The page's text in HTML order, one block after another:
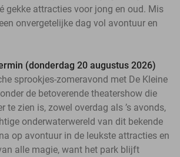
gekke attracties voor jong en oud. Mis
onvergetelijke dag vol avontuur en
(donderdag 20 augustus 2026)
sprookjes-zomeravond met De Kleine
de betoverende theatershow die
te zien is, zowel overdag als ’s avonds,
onderwaterwereld van dit bekende
op avontuur in de leukste attracties en
alle magie, want het park blijft